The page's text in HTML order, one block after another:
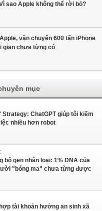
sao Apple không thể rời bỏ?
vận chuyển 600 tấn iPhone
gian chưa từng có
mục
ChatGPT giúp tôi kiếm
nhiều hơn robot
bộ gen nhân loại: 1% DNA của
"bóng ma" chưa từng được
tài khoản hưởng an sinh xã